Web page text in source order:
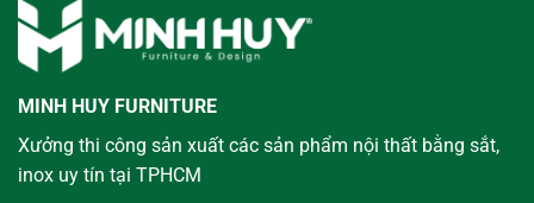
MINH HUY FURNITURE
Xưởng thi công sản xuất các sản phẩm nội thất bằng sắt,
inox uy tín tại TPHCM